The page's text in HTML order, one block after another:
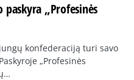
„Profesinės
konfederaciją turi savo
„Profesinės